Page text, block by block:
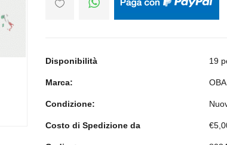
Disponibilità 19
Marca: OBA
Condizione:
Costo di Spedizione da